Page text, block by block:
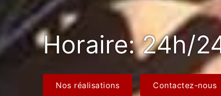
Horaire: 24h/
Nos réalisations Contactez-nous